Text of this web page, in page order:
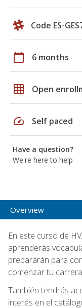
Code ES-
calendar_today 6 months
grid_on Open
speed Self paced
Have a question?
We're here to help
Overview
En este curso de
aprenderás
prepararán para
comenzar tu
También tendrás
interés en el